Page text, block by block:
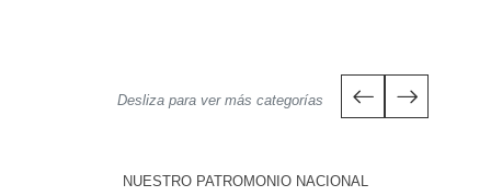
Desliza para ver más categorías
NUESTRO PATROMONIO NACIONAL